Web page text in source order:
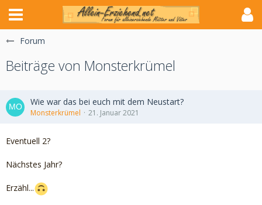
Forum
Beiträge von Monsterkrümel
Wie war das bei euch mit dem Neustart?
Monsterkrümel 21. Januar 2021
Eventuell 2?
Nächstes Jahr?
Erzähl...